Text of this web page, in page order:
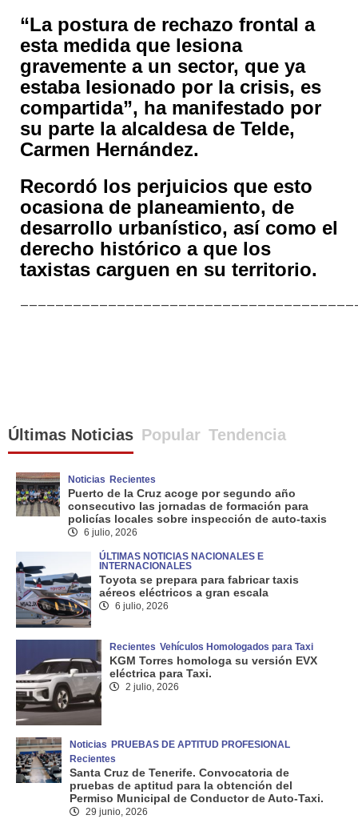
“La postura de rechazo frontal a
esta medida que lesiona
gravemente a un sector, que ya
estaba lesionado por la crisis, es
compartida”, ha manifestado por
su parte la alcaldesa de Telde,
Carmen Hernández.
Recordó los perjuicios que esto
ocasiona de planeamiento, de
desarrollo urbanístico, así como el
derecho histórico a que los
taxistas carguen en su territorio.
Últimas Noticias Popular Tendencia
Noticias Recientes
Puerto de la Cruz acoge por segundo año
consecutivo las jornadas de formación para
policías locales sobre inspección de auto-taxis
6 julio, 2026
ÚLTIMAS NOTICIAS NACIONALES E
INTERNACIONALES
Toyota se prepara para fabricar taxis
aéreos eléctricos a gran escala
6 julio, 2026
Recientes Vehículos Homologados para Taxi
KGM Torres homologa su versión EVX
eléctrica para Taxi.
2 julio, 2026
Noticias PRUEBAS DE APTITUD PROFESIONAL
Recientes
Santa Cruz de Tenerife. Convocatoria de
pruebas de aptitud para la obtención del
Permiso Municipal de Conductor de Auto-Taxi.
29 junio, 2026